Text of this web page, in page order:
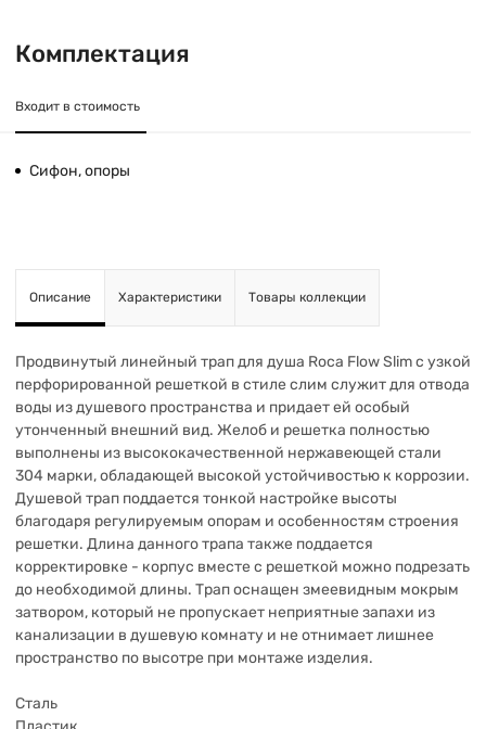
Комплектация
Входит в стоимость
Сифон, опоры
Описание Характеристики Товары коллекции
Продвинутый линейный трап для душа Roca Flow Slim с узкой
перфорированной решеткой в стиле слим служит для отвода
воды из душевого пространства и придает ей особый
утонченный внешний вид. Желоб и решетка полностью
выполнены из высококачественной нержавеющей стали
304 марки, обладающей высокой устойчивостью к коррозии.
Душевой трап поддается тонкой настройке высоты
благодаря регулируемым опорам и особенностям строения
решетки. Длина данного трапа также поддается
корректировке - корпус вместе с решеткой можно подрезать
до необходимой длины. Трап оснащен змеевидным мокрым
затвором, который не пропускает неприятные запахи из
канализации в душевую комнату и не отнимает лишнее
пространство по высотре при монтаже изделия.
Сталь